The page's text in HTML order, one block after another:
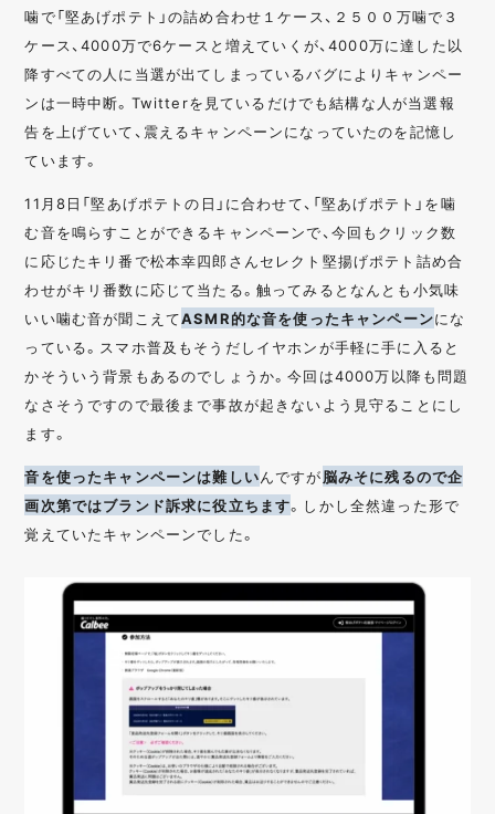
噛で「堅あげポテト」の詰め合わせ１ケース、２５００万噛で３
ケース、4000万で6ケースと増えていくが、4000万に達した以
降すべての人に当選が出てしまっているバグによりキャンペー
ンは一時中断。Twitterを見ているだけでも結構な人が当選報
告を上げていて、震えるキャンペーンになっていたのを記憶し
ています。
11月8日「堅あげポテトの日」に合わせて、「堅あげポテト」を噛
む音を鳴らすことができるキャンペーンで、今回もクリック数
に応じたキリ番で松本幸四郎さんセレクト堅揚げポテト詰め合
わせがキリ番数に応じて当たる。触ってみるとなんとも小気味
いい噛む音が聞こえてASMR的な音を使ったキャンペーンにな
っている。スマホ普及もそうだしイヤホンが手軽に手に入ると
かそういう背景もあるのでしょうか。今回は4000万以降も問題
なさそうですので最後まで事故が起きないよう見守ることにし
ます。
音を使ったキャンペーンは難しいんですが脳みそに残るので企
画次第ではブランド訴求に役立ちます。しかし全然違った形で
覚えていたキャンペーンでした。